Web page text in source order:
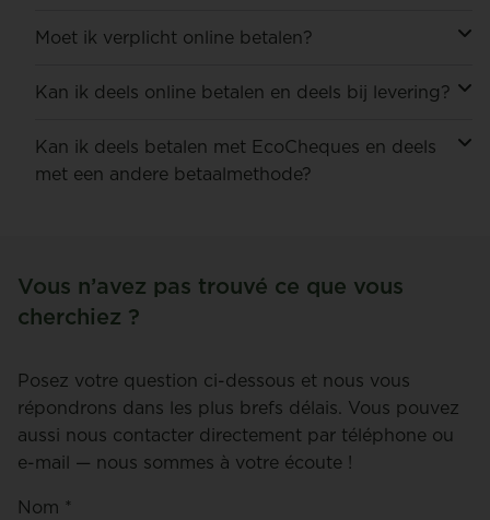
Moet ik verplicht online betalen?
Kan ik deels online betalen en deels bij levering?
Kan ik deels betalen met EcoCheques en deels
met een andere betaalmethode?
Vous n’avez pas trouvé ce que vous
cherchiez ?
Posez votre question ci-dessous et nous vous
répondrons dans les plus brefs délais. Vous pouvez
aussi nous contacter directement par téléphone ou
e-mail — nous sommes à votre écoute !
Nom *